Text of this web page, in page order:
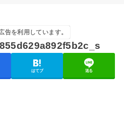
告を利用しています。
はてブ 送る